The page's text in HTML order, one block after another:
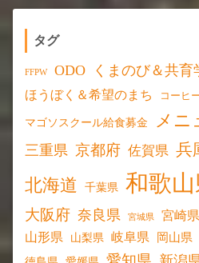
タグ
FFPW ODO くまのび＆共育
ほうぼく＆希望のまち コーヒ
マゴソスクール給食募金 メニ
三重県 京都府 佐賀県 兵
北海道
千葉県 和歌
大阪府 奈良県 宮城県 宮崎県
山形県 山梨県 岐阜県 岡山県